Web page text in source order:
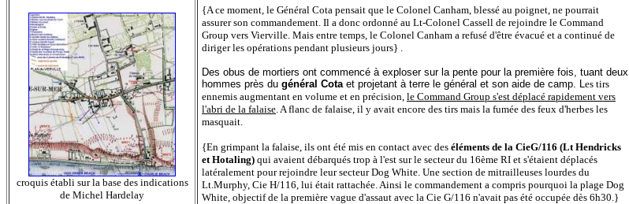
croquis établi sur la base des indications
de Michel Hardelay
{A ce moment, le Général Cota pensait que le Colonel Canham, blessé au poignet, ne pourrait
assurer son commandement. Il a donc ordonné au Lt-Colonel Cassell de rejoindre le Command
Group vers Vierville. Mais entre temps, le Colonel Canham a refusé d'être évacué et a continué de
diriger les opérations pendant plusieurs jours} .
Des obus de mortiers ont commencé à exploser sur la pente pour la première fois, tuant deux
hommes près du général Cotaet projetant à terre le général et son aide de camp. Les tirs
ennemis augmentant en volume et en précision, le Command Group s'est déplacé rapidement vers
l'abri de la falaise. A flanc de falaise, il y avait encore des tirs mais la fumée des feux d'herbes les
masquait.
{En grimpant la falaise, ils ont été mis en contact avec des éléments de la CieG/116 (Lt Hendricks
et Hotaling) qui avaient débarqués trop à l'est sur le secteur du 16ème RI et s'étaient déplacés
latéralement pour rejoindre leur secteur Dog White. Une section de mitrailleuses lourdes du
Lt.Murphy, Cie H/116, lui était rattachée. Ainsi le commandement a compris pourquoi la plage Dog
White, objectif de la première vague d'assaut avec la Cie G/116 n'avait pas été occupée dès 6h30.}